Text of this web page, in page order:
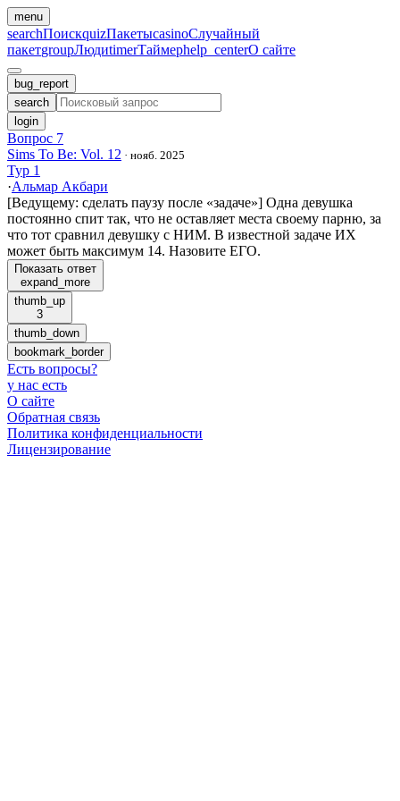
menu
searchПоискquizПакетыcasinoСлучайный
пакетgroupЛюдиtimerТаймерhelp_centerО сайте
bug_report
search
login
Вопрос 7
Sims To Be: Vol. 12 · нояб. 2025
Тур 1
·Альмар Акбари
[Ведущему: сделать паузу после «задаче»] Одна девушка
постоянно спит так, что не оставляет места своему парню, за
что тот сравнил девушку с НИМ. В известной задаче ИХ
может быть максимум 14. Назовите ЕГО.
Показать ответ
expand_more
thumb_up
3
thumb_down
bookmark_border
Есть вопросы?
у нас есть
О сайте
Обратная связь
Политика конфиденциальности
Лицензирование